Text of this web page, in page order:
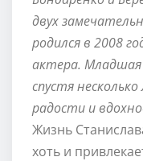
двух
родился в 2008
актера. Младшая
спустя
радости и
Жизнь
хоть и